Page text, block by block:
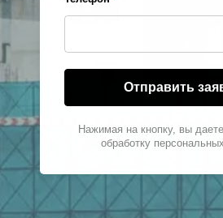
Отправить
Нажимая на кнопку, вы
обработку